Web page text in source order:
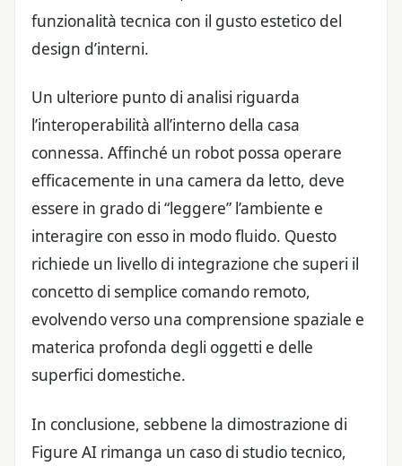
funzionalità tecnica con il gusto estetico del
design d’interni.
Un ulteriore punto di analisi riguarda
l’interoperabilità all’interno della casa
connessa. Affinché un robot possa operare
efficacemente in una camera da letto, deve
essere in grado di “leggere” l’ambiente e
interagire con esso in modo fluido. Questo
richiede un livello di integrazione che superi il
concetto di semplice comando remoto,
evolvendo verso una comprensione spaziale e
materica profonda degli oggetti e delle
superfici domestiche.
In conclusione, sebbene la dimostrazione di
Figure AI rimanga un caso di studio tecnico,